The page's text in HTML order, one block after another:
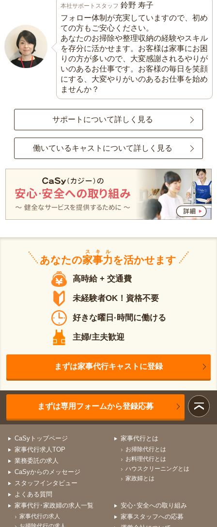
本社サポートスタッフ 鈴野 寿子
フォロー体制が充実していますので、初め
ての方もご安心ください。
あなたのお掃除や整理収納の経験やスキル
を存分に活かせます。お客様は家事にお困
りの方が多いので、大変感謝されるやりが
いのあるお仕事です。お客様の毎日を笑顔
にする、大変やりがいのあるお仕事を始め
ませんか？
サポートについて詳しく見る
働いているキャストについて詳しく見る
あなたの家事力
スキル
を活かせます
高時給 + 交通費
未経験者OK！資格不要
好きな曜日·時間に働ける
主婦/主夫歓迎
まずは家事代行キャストに登録
まずは専用フォームから登録応募
CaSyトップページ
家事代行求人TOP
業務委託の求人
CaSyからのメッセージ
スタッフインタビュー
よくある質問
家事代行とは
お掃除代行とは
お料理代行とは
ハウスクリーニングとは
家政婦とは
家事代行･家政婦の求人一覧
家事代行の求人
安心･安全への取り組み
家事スタッフへの応募